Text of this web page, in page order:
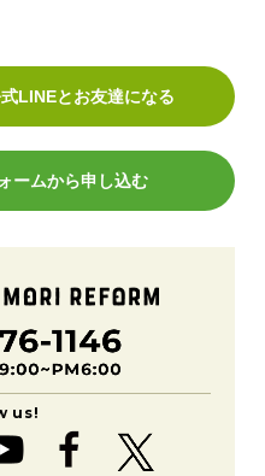
LINEとお友達になる
ームから申し込む